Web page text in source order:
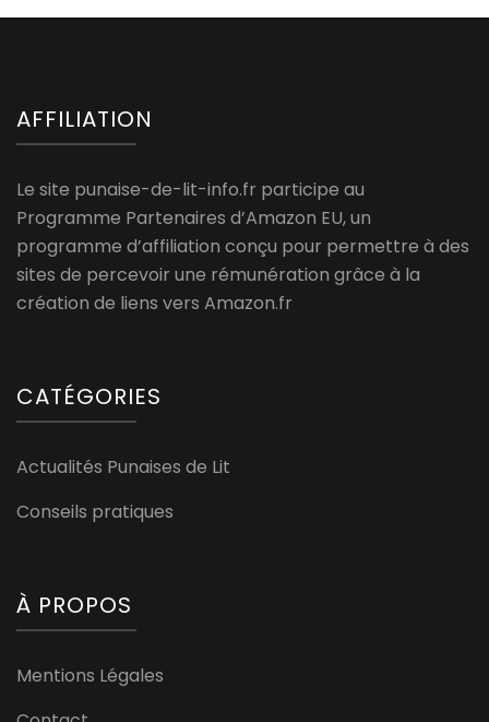
AFFILIATION
Le site punaise-de-lit-info.fr participe au
Programme Partenaires d’Amazon EU, un
programme d’affiliation conçu pour permettre à des
sites de percevoir une rémunération grâce à la
création de liens vers Amazon.fr
CATÉGORIES
Actualités Punaises de Lit
Conseils pratiques
À PROPOS
Mentions Légales